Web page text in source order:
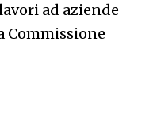
ad aziende
Commissione